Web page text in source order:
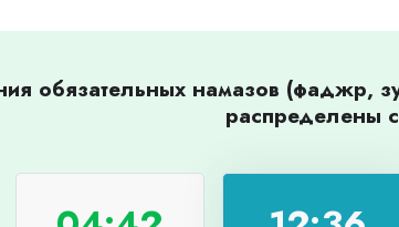
обязательных намазов (фаджр,
распределены